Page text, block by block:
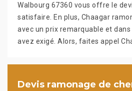
Walbourg 67360 vous offre le
satisfaire. En plus, Chaagar
avec un prix remarquable et
avez exigé. Alors, faites appel
Devis ramonage de